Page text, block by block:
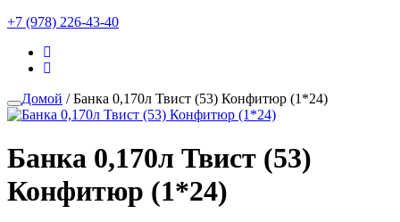
+7 (978) 226-43-40
Домой / Банка 0,170л Твист (53) Конфитюр (1*24)
Банка 0,170л Твист (53)
Конфитюр (1*24)